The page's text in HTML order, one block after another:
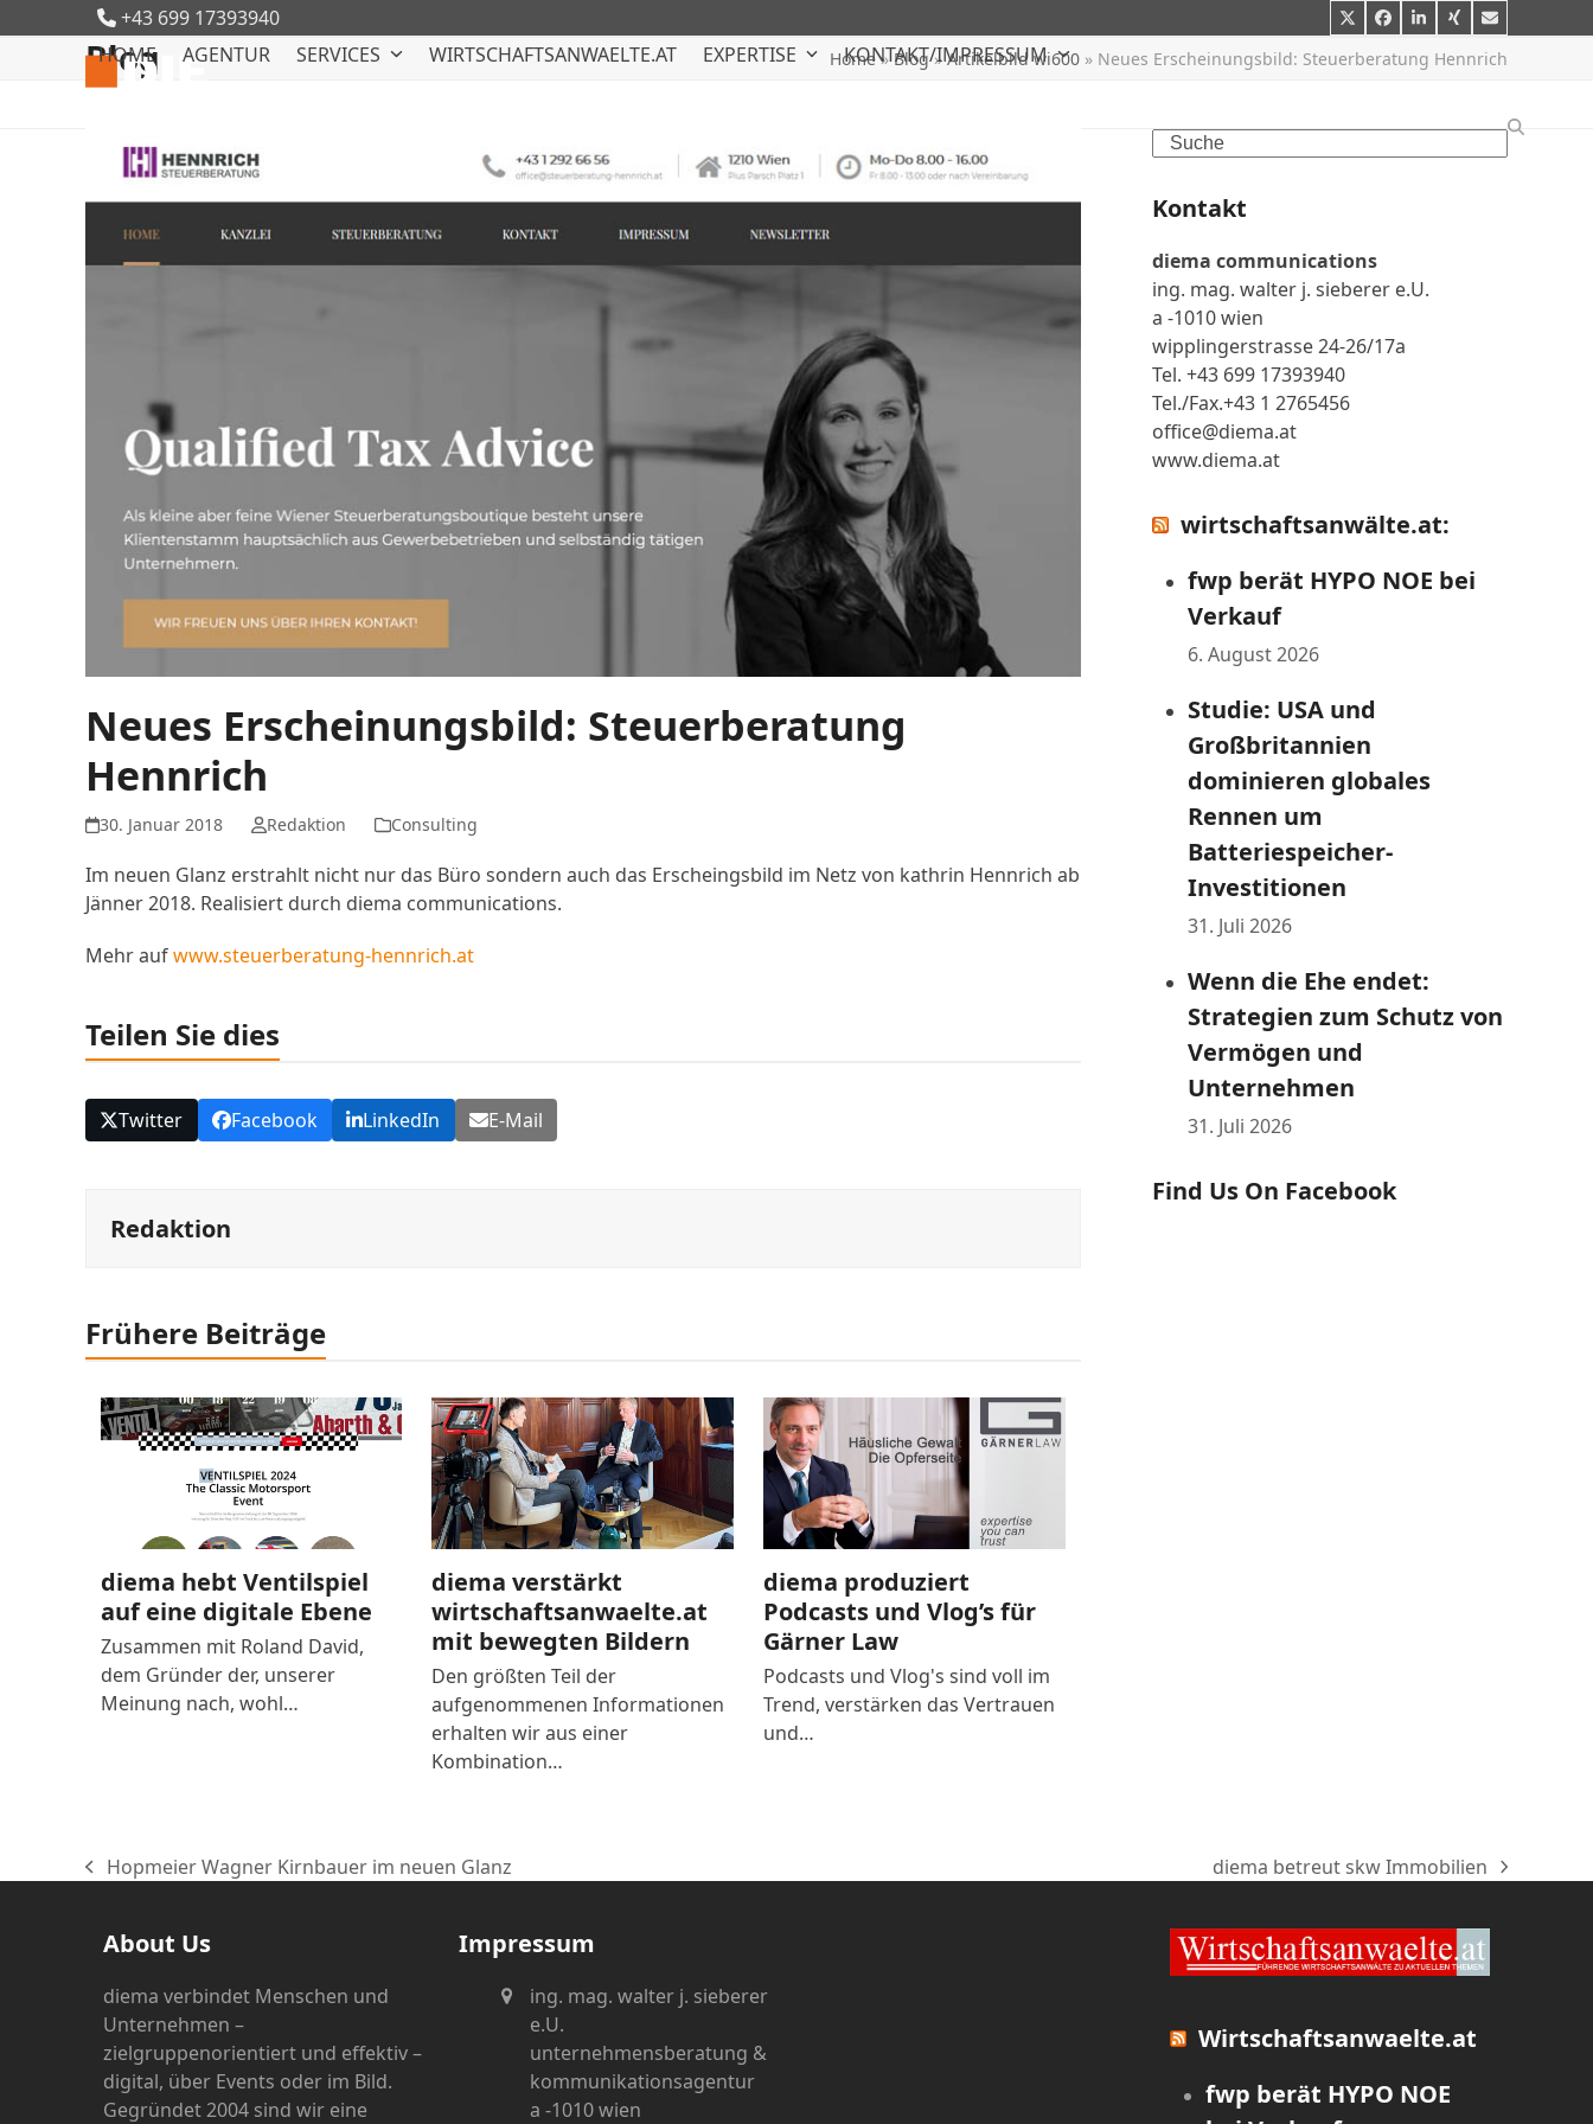
to
+43 699 17393940 TwitterFacebook
LinkedIn
XingE-
Mail
HOME AGENTUR SERVICES WIRTSCHAFTSANWAELTE.AT EXPERTISE KONTAKT/IMPRESSUM
Blog Home»Blog»Artikelbild wi600 » Neues Erscheinungsbild: Steuerberatung Hennrich
Neues Erscheinungsbild: Steuerberatung
Hennrich
30. Januar 2018 Redaktion Consulting
Im neuen Glanz erstrahlt nicht nur das Büro sondern auch das Erscheingsbild im Netz von kathrin Hennrich ab
Jänner 2018. Realisiert durch diema communications.
Mehr aufwww.steuerberatung-hennrich.at
Teilen Sie dies
Twitter Facebook LinkedIn E-Mail
Redaktion
Frühere Beiträge
diema hebt Ventilspiel
auf eine digitale Ebene
Zusammen mit Roland David,
dem Gründer der, unserer
Meinung nach, wohl…
diema verstärkt
wirtschaftsanwaelte.at
mit bewegten Bildern
Den größten Teil der
aufgenommenen Informationen
erhalten wir aus einer
Kombination…
diema produziert
Podcasts und Vlog’s für
Gärner Law
Podcasts und Vlog's sind voll im
Trend, verstärken das Vertrauen
und…
Search
Kontakt
diema communications
ing. mag. walter j. sieberer e.U.
a -1010 wien
wipplingerstrasse 24-26/17a
Tel. +43 699 17393940
Tel./Fax.+43 1 2765456
office@diema.at
www.diema.at
wirtschaftsanwälte.at:
fwp berät HYPO NOE bei
Verkauf
6. August 2026
Studie: USA und
Großbritannien
dominieren globales
Rennen um
Batteriespeicher-
Investitionen
31. Juli 2026
Wenn die Ehe endet:
Strategien zum Schutz von
Vermögen und
Unternehmen
31. Juli 2026
Find Us On Facebook
vorheriger
Hopmeier Wagner Kirnbauer im neuen Glanz
Nächster
diema betreut skw Immobilien
About Us
diema verbindet Menschen und
Unternehmen –
zielgruppenorientiert und effektiv –
digital, über Events oder im Bild.
Gegründet 2004 sind wir eine
Impressum
ing. mag. walter j. sieberer
e.U.
unternehmensberatung &
kommunikationsagentur
a -1010 wien
Wirtschaftsanwaelte.at
fwp berät HYPO NOE